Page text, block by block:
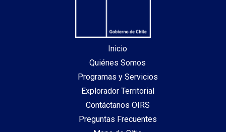
Inicio
Quiénes Somos
Programas y Servicios
Explorador Territorial
Contáctanos OIRS
Preguntas Frecuentes